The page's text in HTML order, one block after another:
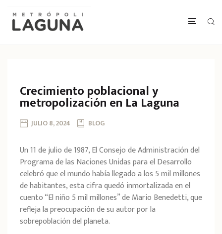
Crecimiento poblacional y
metropolización en La Laguna
JULIO 8, 2024 BLOG
Un 11 de julio de 1987, El Consejo de Administración del
Programa de las Naciones Unidas para el Desarrollo
celebró que el mundo había llegado a los 5 mil millones
de habitantes, esta cifra quedó inmortalizada en el
cuento “El niño 5 mil millones” de Mario Benedetti, que
refleja la preocupación de su autor por la
sobrepoblación del planeta.